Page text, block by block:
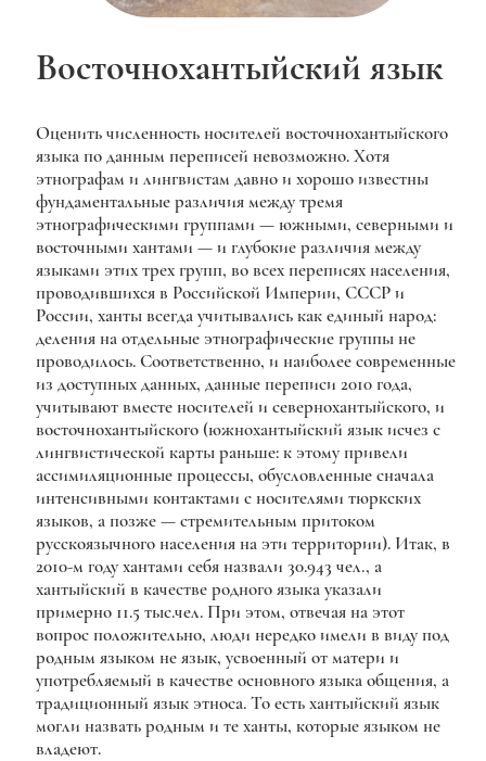
Восточно­хантыйский язык
Оценить численность носителей восточнохантыйского
языка по данным переписей невозможно. Хотя
этнографам и лингвистам давно и хорошо известны
фундаментальные различия между тремя
этнографическими группами — южными, северными и
восточными хантами — и глубокие различия между
языками этих трех групп, во всех переписях населения,
проводившихся в Российской Империи, СССР и
России, ханты всегда учитывались как единый народ:
деления на отдельные этнографические группы не
проводилось. Соответственно, и наиболее современные
из доступных данных, данные переписи 2010 года,
учитывают вместе носителей и севернохантыйского, и
восточнохантыйского (южнохантыйский язык исчез с
лингвистической карты раньше: к этому привели
ассимиляционные процессы, обусловленные сначала
интенсивными контактами с носителями тюркских
языков, а позже — стремительным притоком
русскоязычного населения на эти территории). Итак, в
2010-м году хантами себя назвали 30.943 чел., а
хантыйский в качестве родного языка указали
примерно 11.5 тыс.чел. При этом, отвечая на этот
вопрос положительно, люди нередко имели в виду под
родным языком не язык, усвоенный от матери и
употребляемый в качестве основного языка общения, а
традиционный язык этноса. То есть хантыйский язык
могли назвать родным и те ханты, которые языком не
владеют.